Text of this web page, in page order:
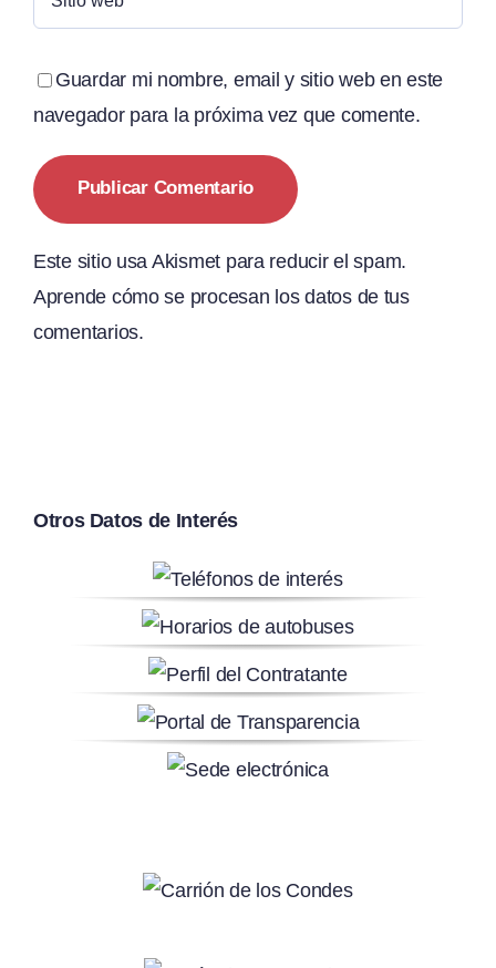
Guardar mi nombre, email y sitio web en este
navegador para la próxima vez que comente.
Este sitio usa Akismet para reducir el spam.
Aprende cómo se procesan los datos de tus
comentarios.
Otros Datos de Interés